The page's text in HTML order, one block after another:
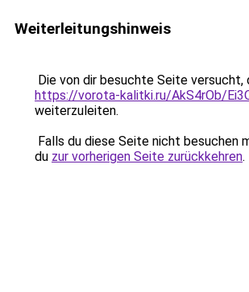
Weiterleitungshinweis
Die von dir besuchte Seite versucht,
https://vorota-kalitki.ru/AkS4rOb/
weiterzuleiten.
Falls du diese Seite nicht besuchen
du zur vorherigen Seite zurückkehren.